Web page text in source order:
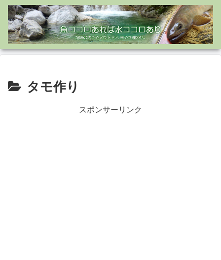
タモ作り
スポンサーリンク